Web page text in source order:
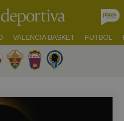
VALENCIA BASKET FUTBOL